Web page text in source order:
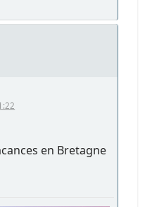
en Bretagne